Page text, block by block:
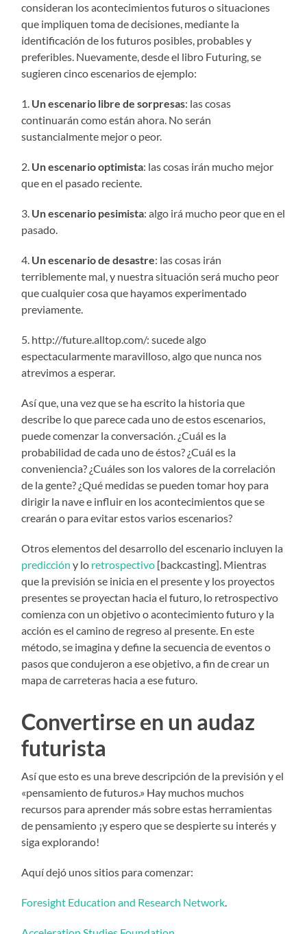
consideran los acontecimientos futuros o situaciones
que impliquen toma de decisiones, mediante la
identificación de los futuros posibles, probables y
preferibles. Nuevamente, desde el libro Futuring, se
sugieren cinco escenarios de ejemplo:
1. Un escenario libre de sorpresas: las cosas
continuarán como están ahora. No serán
sustancialmente mejor o peor.
2. Un escenario optimista: las cosas irán mucho mejor
que en el pasado reciente.
3. Un escenario pesimista: algo irá mucho peor que en el
pasado.
4. Un escenario de desastre: las cosas irán
terriblemente mal, y nuestra situación será mucho peor
que cualquier cosa que hayamos experimentado
previamente.
5. http://future.alltop.com/: sucede algo
espectacularmente maravilloso, algo que nunca nos
atrevimos a esperar.
Así que, una vez que se ha escrito la historia que
describe lo que parece cada uno de estos escenarios,
puede comenzar la conversación. ¿Cuál es la
probabilidad de cada uno de éstos? ¿Cuál es la
conveniencia? ¿Cuáles son los valores de la correlación
de la gente? ¿Qué medidas se pueden tomar hoy para
dirigir la nave e influir en los acontecimientos que se
crearán o para evitar estos varios escenarios?
Otros elementos del desarrollo del escenario incluyen la
predicción y lo retrospectivo [backcasting]. Mientras
que la previsión se inicia en el presente y los proyectos
presentes se proyectan hacia el futuro, lo retrospectivo
comienza con un objetivo o acontecimiento futuro y la
acción es el camino de regreso al presente. En este
método, se imagina y define la secuencia de eventos o
pasos que condujeron a ese objetivo, a fin de crear un
mapa de carreteras hacia a ese futuro.
Convertirse en un audaz
futurista
Así que esto es una breve descripción de la previsión y el
«pensamiento de futuros.» Hay muchos muchos
recursos para aprender más sobre estas herramientas
de pensamiento ¡y espero que se despierte su interés y
siga explorando!
Aquí dejó unos sitios para comenzar:
Foresight Education and Research Network.